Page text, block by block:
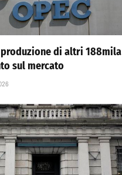
produzione di altri 188mila
sul mercato